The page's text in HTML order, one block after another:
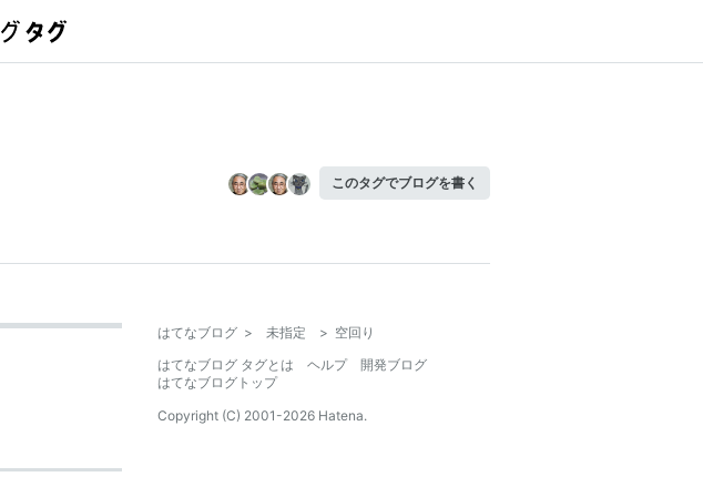
このタグでブログを書く
はてなブログ > 未指定 > 空回り
はてなブログ タグとは
ヘルプ
開発ブログ
はてなブログトップ
Copyright (C) 2001-2026 Hatena.